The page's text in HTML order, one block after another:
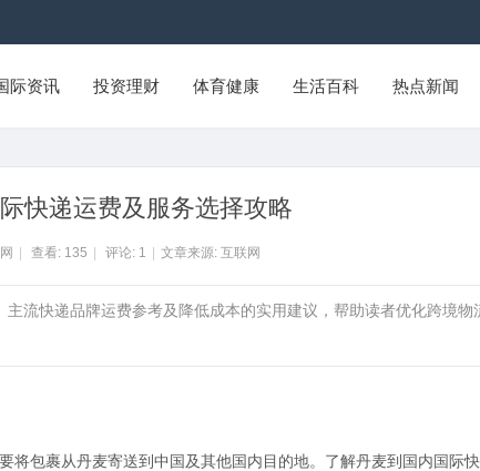
际资讯 投资理财 体育健康 生活百科 热点新闻
快递运费及服务选择攻略
查看: 135 评论: 1 文章来源: 互联网
流快递品牌运费参考及降低成本的实用建议，帮助读者优化跨境物
将包裹从丹麦寄送到中国及其他国内目的地。了解丹麦到国内国际